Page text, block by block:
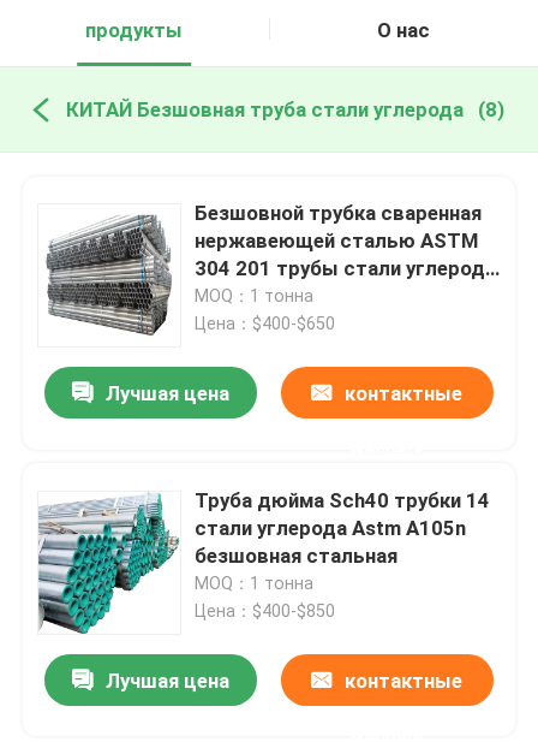
продукты
О нас
КИТАЙ Безшовная труба стали углерода (8)
Безшовной трубка сваренная
нержавеющей сталью ASTM
304 201 трубы стали углерода
SS316
MOQ：1 тонна
Цена：$400-$650
Лучшая цена контактные
Труба дюйма Sch40 трубки 14
стали углерода Astm A105n
безшовная стальная
MOQ：1 тонна
Цена：$400-$850
Лучшая цена контактные